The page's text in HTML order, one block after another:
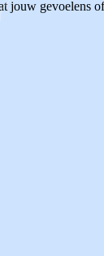
jouw gevoelens